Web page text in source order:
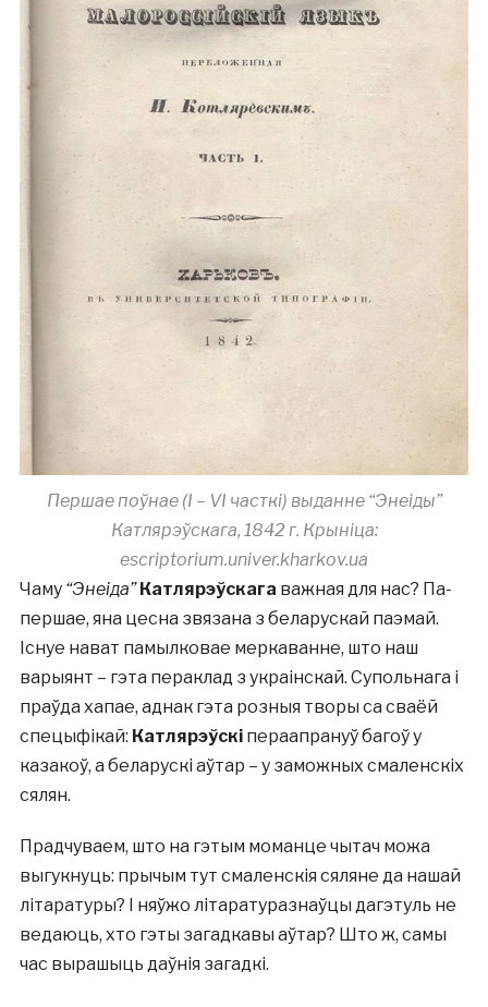
Першае поўнае (I – VI часткі) выданне “Энеіды”
Катлярэўскага, 1842 г. Крыніца:
escriptorium.univer.kharkov.ua
Чаму “Энеіда” Катлярэўскага важная для нас? Па-
першае, яна цесна звязана з беларускай паэмай.
Існуе нават памылковае меркаванне, што наш
варыянт – гэта пераклад з украінскай. Супольнага і
праўда хапае, аднак гэта розныя творы са сваёй
спецыфікай: Катлярэўскіпераапрануў багоў у
казакоў, а беларускі аўтар – у заможных смаленскіх
сялян.
Прадчуваем, што на гэтым моманце чытач можа
выгукнуць: прычым тут смаленскія сяляне да нашай
літаратуры? І няўжо літаратуразнаўцы дагэтуль не
ведаюць, хто гэты загадкавы аўтар? Што ж, самы
час вырашыць даўнія загадкі.